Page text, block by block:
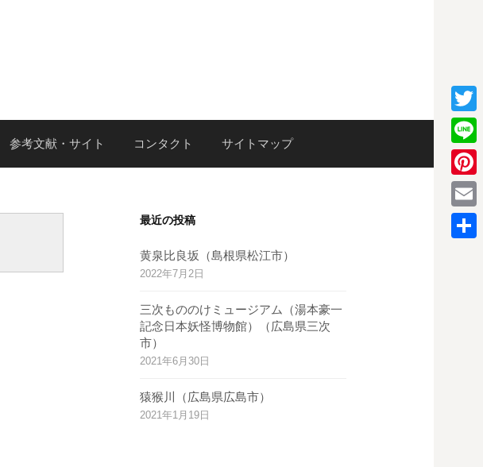
参考文献・サイト コンタクト サイトマップ
最近の投稿
黄泉比良坂（島根県松江市）
2022年7月2日
三次もののけミュージアム（湯本豪一
記念日本妖怪博物館）（広島県三次
市）
2021年6月30日
猿猴川（広島県広島市）
2021年1月19日
T
w
i
L
i
n
e
P
i
n
E